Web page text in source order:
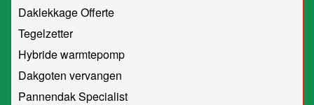
Daklekkage Offerte
Tegelzetter
Hybride warmtepomp
Dakgoten vervangen
Pannendak Specialist